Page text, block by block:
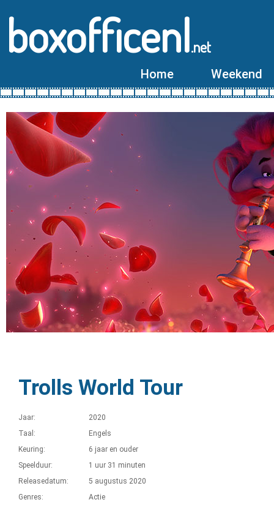
boxofficenl.net
Home Weekend
Trolls World Tour
Jaar:
2020
Taal:
Engels
Keuring:
6 jaar en ouder
Speelduur:
1 uur 31 minuten
Releasedatum:
5 augustus 2020
Genres:
Actie